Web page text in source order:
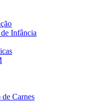
Infância
Carnes